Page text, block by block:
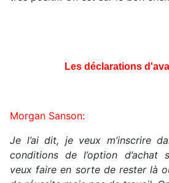
Les déclarations
Morgan Sanson:
Je l’ai dit, je veux m’inscrire
conditions de l’option d’achat
veux faire en sorte de rester là